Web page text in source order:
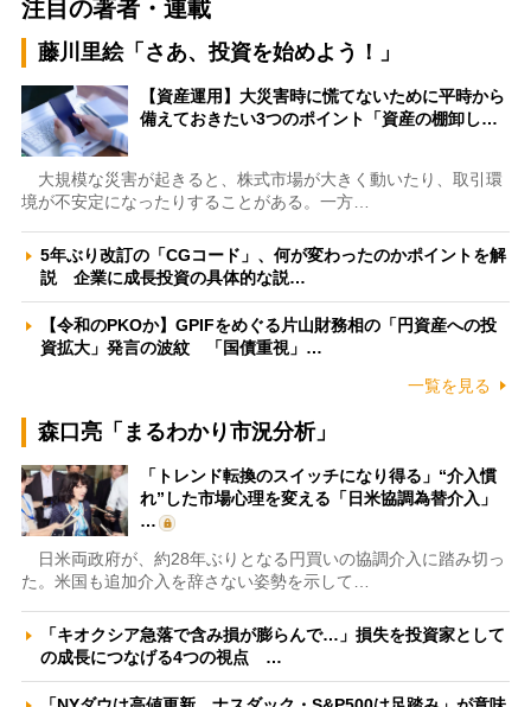
注目の著者・連載
藤川里絵「さあ、投資を始めよう！」
【資産運用】大災害時に慌てないために平時から
備えておきたい3つのポイント「資産の棚卸し…
大規模な災害が起きると、株式市場が大きく動いたり、取引環
境が不安定になったりすることがある。一方…
5年ぶり改訂の「CGコード」、何が変わったのかポイントを解
説 企業に成長投資の具体的な説…
【令和のPKOか】GPIFをめぐる片山財務相の「円資産への投
資拡大」発言の波紋 「国債重視」…
一覧を見る
森口亮「まるわかり市況分析」
「トレンド転換のスイッチになり得る」“介入慣
れ”した市場心理を変える「日米協調為替介入」
…
日米両政府が、約28年ぶりとなる円買いの協調介入に踏み切っ
た。米国も追加介入を辞さない姿勢を示して…
「キオクシア急落で含み損が膨らんで…」損失を投資家として
の成長につなげる4つの視点 …